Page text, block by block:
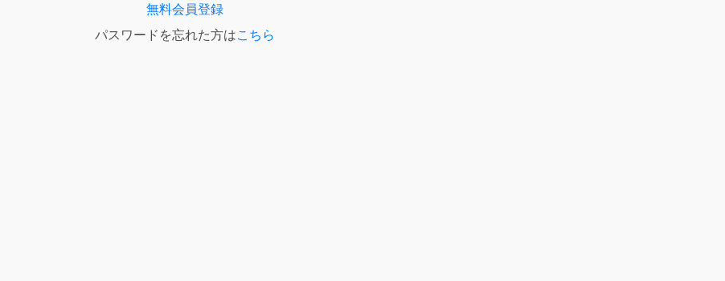
無料会員登録
パスワードを忘れた方はこちら